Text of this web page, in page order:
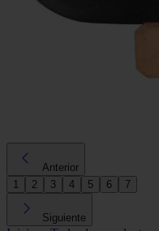
Anterior
1
2 3 4 5 6 7
Siguiente